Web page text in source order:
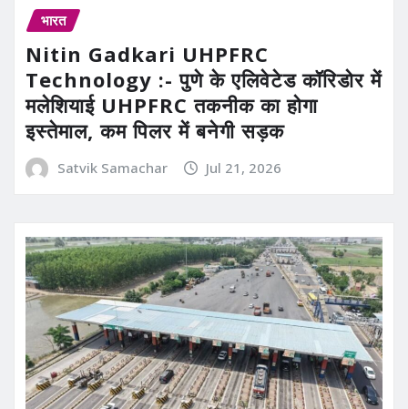
भारत
Nitin Gadkari UHPFRC
Technology :- पुणे के एलिवेटेड कॉरिडोर में
मलेशियाई UHPFRC तकनीक का होगा
इस्तेमाल, कम पिलर में बनेगी सड़क
Satvik Samachar Jul 21, 2026